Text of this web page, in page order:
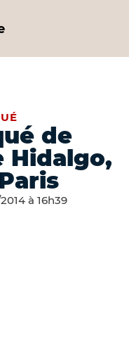
de
Hidalgo,
à 16h39